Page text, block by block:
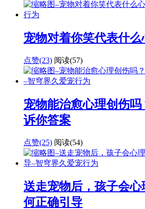
宠物对着你笑代表什么
点赞(23) 阅读(57)
宠物能治愈心理创伤
诉你答案
点赞(25) 阅读(54)
送走宠物后，孩子会
何正确引导